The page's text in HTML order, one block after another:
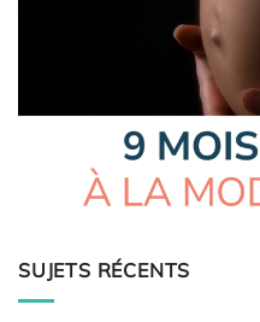
SUJETS RÉCENTS